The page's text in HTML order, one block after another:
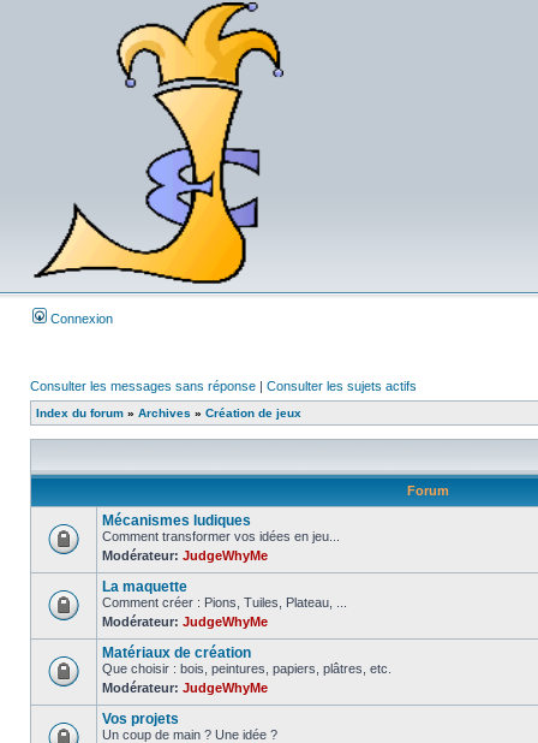
Connexion
Consulter les messages sans réponse | Consulter les sujets actifs
Index du forum » Archives » Création de jeux
Forum
Mécanismes ludiques
Comment transformer vos idées en jeu...
Modérateur: JudgeWhyMe
La maquette
Comment créer : Pions, Tuiles, Plateau, ...
Modérateur: JudgeWhyMe
Matériaux de création
Que choisir : bois, peintures, papiers, plâtres, etc.
Modérateur: JudgeWhyMe
Vos projets
Un coup de main ? Une idée ?